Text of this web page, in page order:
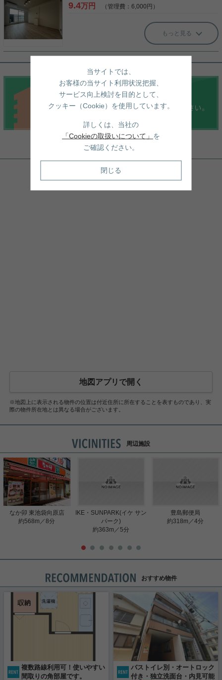
9.4万円 （管理費：6,000円）
もっと見る
周辺地図
地図アプリで開く
※地図上に表示される物件の位置は付近住所に所在することを表すものであり、実
際の物件所在地とは異なる場合がございます。
周辺施設
なか卯 東池袋向原店
約568m／8分
IKE・SUNPARK(イケ サン
パーク)
約363m／5分
豊島郵便局
約318m／4分
おすすめ物件
複数路線利用可！使いやすい
間取りの角部屋です。
バストイレ別・オートロック
付き・独立洗面台・内見可能
当サイトでは、
お客様の当サイト利用状況把握、
サービス向上検討を目的として、
クッキー（Cookie）を使用しています。
詳しくは、当社の
「Cookieの取扱いについて」 を
ご確認ください。
閉じる